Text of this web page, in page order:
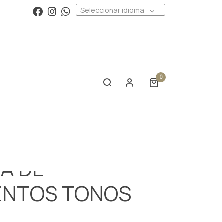
Seleccionar idioma
0
DE
TONOS